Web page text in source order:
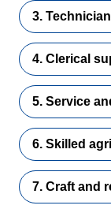
3.
4. Clerical
5. Service
7. Craft and